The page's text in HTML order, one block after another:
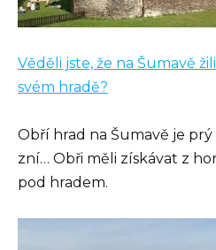
Věděli jste, že na Šumavě
svém hradě?
Obří hrad na Šumavě je
zní… Obři měli získávat z
pod hradem.